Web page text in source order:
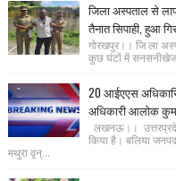
जिला अस्पताल से
तैनात सिपाही, हुआ
गोरखपुर।। जि ला
कुछ घंटों में सनसनीखेज
20 आईएएस
अधिकारी आलोक
लखनऊ।।
किया है। बलिया
मथुरा वृन्...